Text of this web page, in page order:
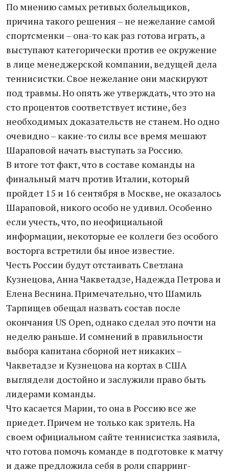
По мнению самых ретивых болельщиков,
причина такого решения – не нежелание самой
спортсменки – она-то как раз готова играть, а
выступают категорически против ее окружение
в лице менеджерской компании, ведущей дела
теннисистки. Свое нежелание они маскируют
под травмы. Но опять же утверждать, что это на
сто процентов соответствует истине, без
необходимых доказательств не станем. Но одно
очевидно – какие-то силы все время мешают
Шараповой начать выступать за Россию.
В итоге тот факт, что в составе команды на
финальный матч против Италии, который
пройдет 15 и 16 сентября в Москве, не оказалось
Шараповой, никого особо не удивил. Особенно
если учесть, что, по неофициальной
информации, некоторые ее коллеги без особого
восторга встретили бы иное известие.
Честь России будут отстаивать Светлана
Кузнецова, Анна Чакветадзе, Надежда Петрова и
Елена Веснина. Примечательно, что Шамиль
Тарпищев обещал назвать состав после
окончания US Open, однако сделал это почти на
неделю раньше. И сомнений в правильности
выбора капитана сборной нет никаких –
Чакветадзе и Кузнецова на кортах в США
выглядели достойно и заслужили право быть
лидерами команды.
Что касается Марии, то она в Россию все же
приедет. Причем не только как зритель. На
своем официальном сайте теннисистка заявила,
что готова помочь команде в подготовке к матчу
и даже предложила себя в роли спарринг-